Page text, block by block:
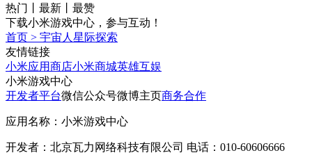
热门
最新
最赞
下载小米游戏中心，参与互动！
首页 > 宇宙人星际探索
友情链接
小米应用商店小米商城英雄互娱
小米游戏中心
开发者平台微信公众号微博主页商务合作
应用名称：小米游戏中心
开发者：北京瓦力网络科技有限公司 电话：010-60606666